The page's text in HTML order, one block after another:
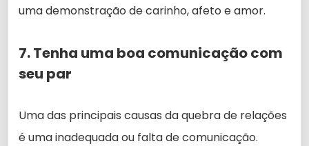
uma demonstração de carinho, afeto e amor.
7. Tenha uma boa comunicação com
seu par
Uma das principais causas da quebra de relações
é uma inadequada ou falta de comunicação.